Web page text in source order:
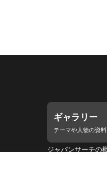
ギャラリー
テーマや人物の資
ジャパンサーチの